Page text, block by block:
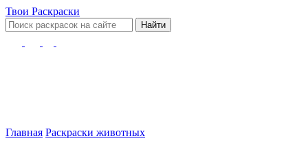
Твои Раскраски
Найти
Главная Раскраски животных